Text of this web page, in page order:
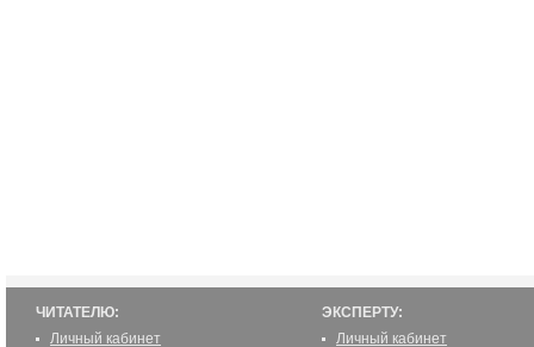
ЧИТАТЕЛЮ:
Личный кабинет
ЭКСПЕРТУ:
Личный кабинет